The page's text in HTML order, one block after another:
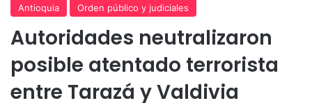
Antioquia Orden público y judiciales
Autoridades neutralizaron
posible atentado terrorista
entre Tarazá y Valdivia